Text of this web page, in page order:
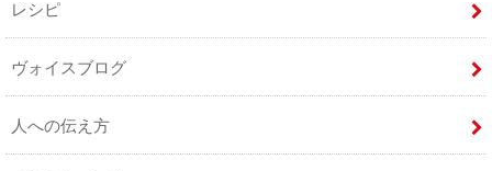
レシピ
ヴォイスブログ
人への伝え方